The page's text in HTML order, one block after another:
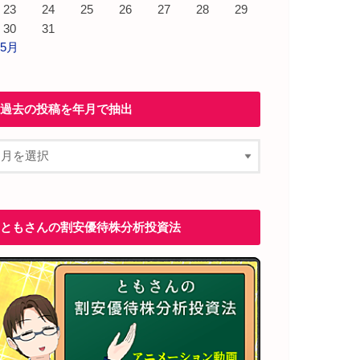
23 24 25 26 27 28
29
30
31
月
過去の投稿を年月で抽出
ともさんの割安優待株分析投資法